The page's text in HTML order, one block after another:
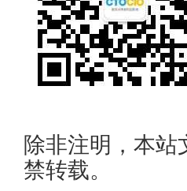
除非注明，本
禁转载。